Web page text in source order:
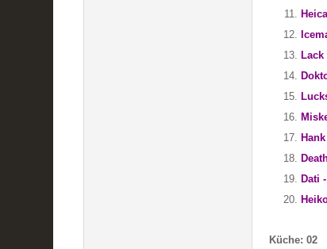
Lack
Dati -
Küche: 02